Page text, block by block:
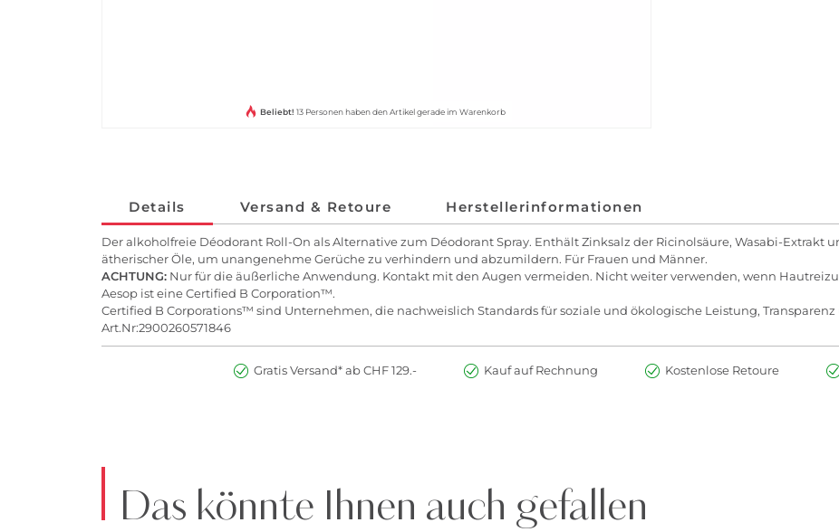
Beliebt! 13 Personen haben den Artikel gerade im Warenkorb
Details Versand & Retoure Herstellerinformationen
Der alkoholfreie Déodorant Roll-On als Alternative zum Déodorant Spray. Enthält Zinksalz der Ricinolsäure, Wasabi-Extrakt
ätherischer Öle, um unangenehme Gerüche zu verhindern und abzumildern. Für Frauen und Männer.
ACHTUNG: Nur für die äußerliche Anwendung. Kontakt mit den Augen vermeiden. Nicht weiter verwenden, wenn
Aesop ist eine Certified B Corporation™.
Certified B Corporations™ sind Unternehmen, die nachweislich Standards für soziale und ökologische Leistung,
Art.Nr:2900260571846
Gratis Versand* ab CHF 129.- Kauf auf Rechnung Kostenlose Retoure
Das könnte Ihnen auch gefallen